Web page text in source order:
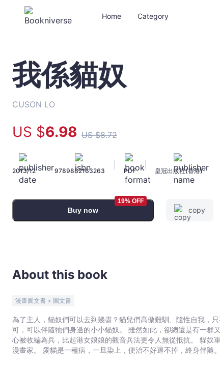
Home Category
我
係
貓
奴
CUSON
LO
Bookniverse
我係貓奴
CUSON LO
US $6.98 US $8.72
2013/12
|
9789882163263 PDF 皇冠出版社(香港)
Buy now
19% OFF
copy
About this book
漫畫圖文書 > 圖文書
為了主人，貓奴們可以去到幾盡？貓兒們高傲難馴、隨性自我，
可，可以伴隨牠們身邊的小小貓奴。 雖然如此，卻總還是有一群又一群的人類，抵抗不了牠們的魅力而加入貓奴的大軍之中。甘
心被收編為兵，比起港女娘娘的觀音兵法更令人無從抵抗。 貓奴軍團中，其中一名最最最忠心的小兵，是一名叫做Cuson的中坑
漫畫家。 愛貓是一種病，一旦染上，便治不好退不掉，終身伴隨。